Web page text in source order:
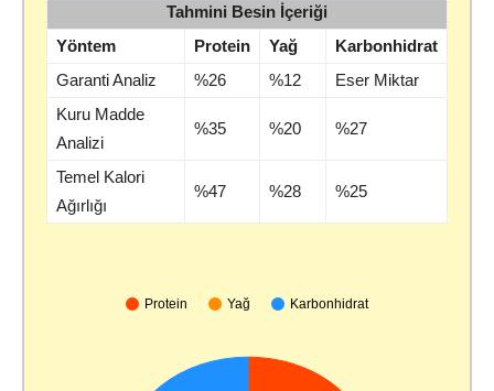
Tahmini Besin İçeriği
Yöntem
Protein Yağ
Karbonhidrat
Garanti Analiz
%26 %12
Eser Miktar
Kuru Madde
Analizi
%35 %20 %27
Temel Kalori
Ağırlığı
%47 %28 %25
Protein Yağ Karbonhidrat